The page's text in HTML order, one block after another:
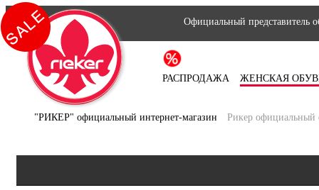
Официальный представитель
РАСПРОДАЖА ЖЕНСКАЯ
"РИКЕР" официальный интернет-магазин Рикер официальный